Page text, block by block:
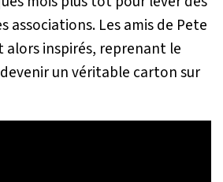
associations. Les amis de Pete
alors inspirés, reprenant le
un véritable carton sur